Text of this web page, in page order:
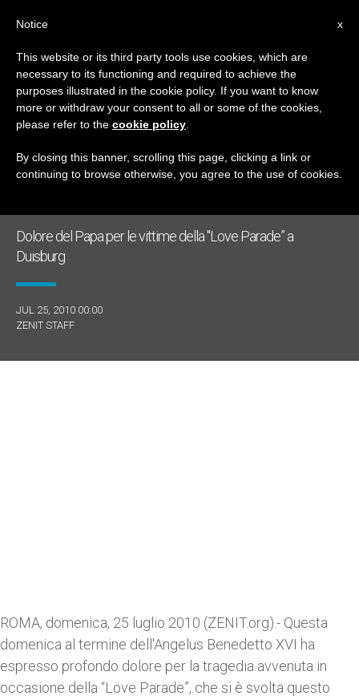
GIORNO
Luglio 25th, 2010
ULTIME NOTIZIE
Dolore del Papa per le vittime della "Love Parade” a
Duisburg
JUL 25, 2010 00:00
ZENIT STAFF
ROMA, domenica, 25 luglio 2010 (ZENIT.org).- Questa
domenica al termine dell'Angelus Benedetto XVI ha
espresso profondo dolore per la tragedia avvenuta in
occasione della “Love Parade”, che si è svolta questo
x
Notice
This website or its third party tools use cookies, which are
necessary to its functioning and required to achieve the
purposes illustrated in the cookie policy. If you want to know
more or withdraw your consent to all or some of the cookies,
please refer to the cookie policy
By closing this banner, scrolling this page, clicking a link or
continuing to browse otherwise, you agree to the use of cookies.